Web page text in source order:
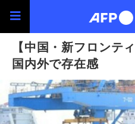
【中国・新フロンテ
国内外で存在感